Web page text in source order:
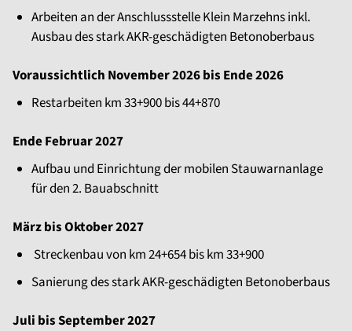
Arbeiten an der Anschlussstelle Klein Marzehns inkl.
Ausbau des stark AKR-geschädigten Betonoberbaus
Voraussichtlich November 2026 bis Ende 2026
Restarbeiten km 33+900 bis 44+870
Ende Februar 2027
Aufbau und Einrichtung der mobilen Stauwarnanlage
für den 2. Bauabschnitt
März bis Oktober 2027
Streckenbau von km 24+654 bis km 33+900
Sanierung des stark AKR-geschädigten Betonoberbaus
Juli bis September 2027